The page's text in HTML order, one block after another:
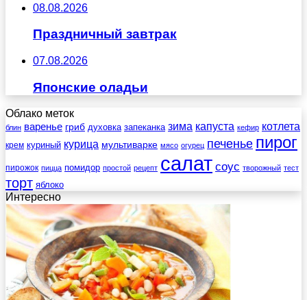
08.08.2026
Праздничный завтрак
07.08.2026
Японские оладьи
Облако меток
блин варенье гриб духовка запеканка зима капуста кефир котлета
крем куриный курица мультиварке мясо огурец печенье пирог
пирожок пицца помидор простой рецепт салат соус творожный тест
торт яблоко
Интересно